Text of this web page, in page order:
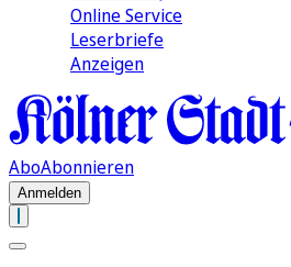
Online Service
Leserbriefe
Anzeigen
AboAbonnieren
Anmelden